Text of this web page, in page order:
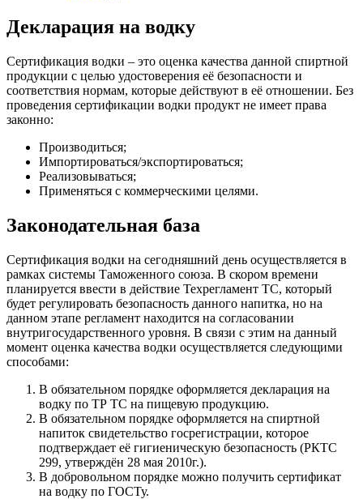
Декларация на водку
Сертификация водки – это оценка качества данной спиртной
продукции с целью удостоверения её безопасности и
соответствия нормам, которые действуют в её отношении. Без
проведения сертификации водки продукт не имеет права
законно:
Производиться;
Импортироваться/экспортироваться;
Реализовываться;
Применяться с коммерческими целями.
Законодательная база
Сертификация водки на сегодняшний день осуществляется в
рамках системы Таможенного союза. В скором времени
планируется ввести в действие Техрегламент ТС, который
будет регулировать безопасность данного напитка, но на
данном этапе регламент находится на согласовании
внутригосударственного уровня. В связи с этим на данный
момент оценка качества водки осуществляется следующими
способами:
В обязательном порядке оформляется декларация на
водку по ТР ТС на пищевую продукцию.
В обязательном порядке оформляется на спиртной
напиток свидетельство госрегистрации, которое
подтверждает её гигиеническую безопасность (РКТС
299, утверждён 28 мая 2010г.).
В добровольном порядке можно получить сертификат
на водку по ГОСТу.